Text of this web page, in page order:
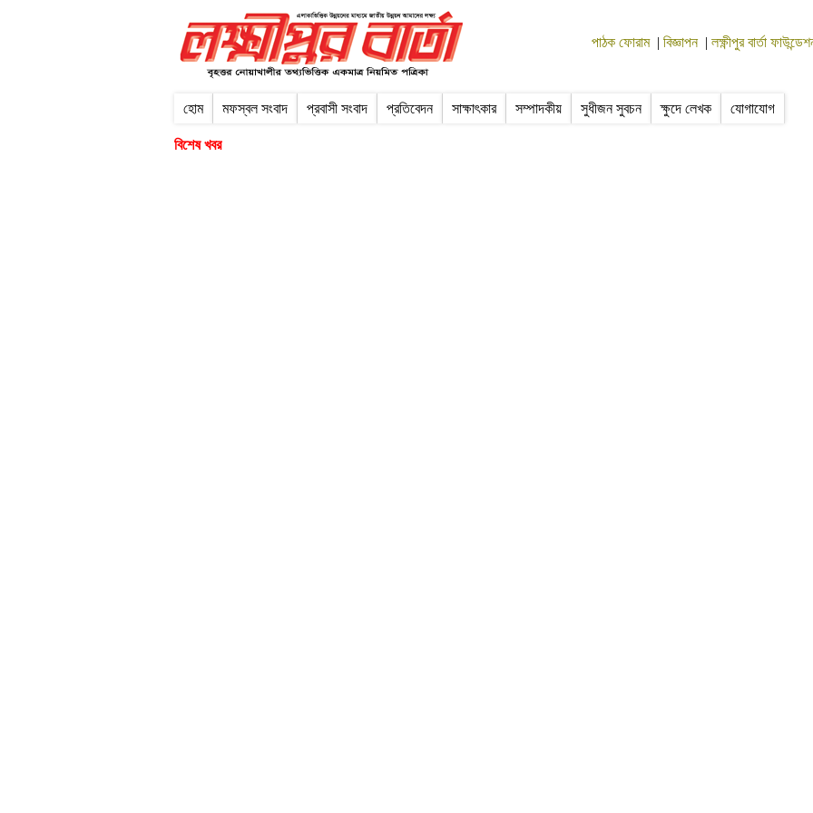
পাঠক ফোরাম| বিজ্ঞাপন| লক্ষ্ণীপুর বার্তা
হোম মফস্বল সংবাদ প্রবাসী সংবাদ প্রতিবেদন সাক্ষাৎকার সম্পাদকীয় সুধীজন সুবচন ক্ষুদে লেখক যোগাযোগ
বিশেষ খবর